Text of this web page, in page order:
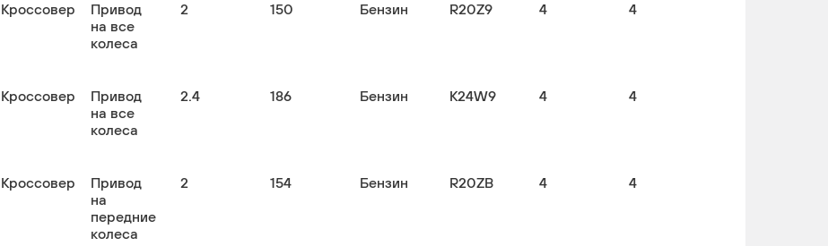
Кроссовер
Привод
на все
колеса
2 150 Бензин R20Z9 4 4
Кроссовер
Привод
на все
колеса
2.4 186 Бензин K24W9 4 4
Кроссовер
Привод
на
передние
колеса
2 154 Бензин R20ZB 4 4